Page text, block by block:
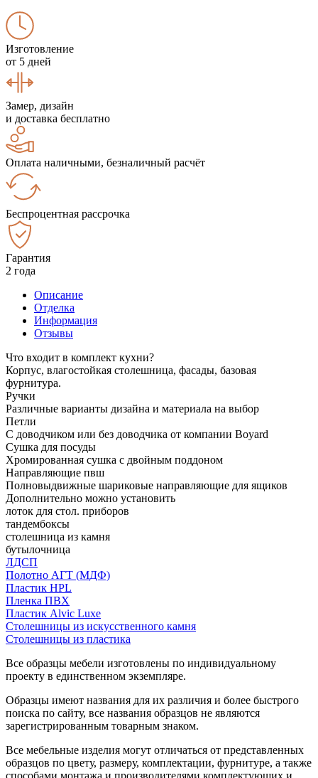
Изготовление
от 5 дней
Замер, дизайн
и доставка бесплатно
Оплата наличными, безналичный расчёт
Беспроцентная рассрочка
Гарантия
2 года
Описание
Отделка
Информация
Отзывы
Что входит в комплект кухни?
Корпус, влагостойкая столешница, фасады, базовая
фурнитура.
Ручки
Различные варианты дизайна и материала на выбор
Петли
С доводчиком или без доводчика от компании Boyard
Сушка для посуды
Хромированная сушка с двойным поддоном
Направляющие пвш
Полновыдвижные шариковые направляющие для ящиков
Дополнительно можно установить
лоток для стол. приборов
тандембоксы
столешница из камня
бутылочница
ЛДСП
Полотно АГТ (МДФ)
Пластик HPL
Пленка ПВХ
Пластик Alvic Luxe
Столешницы из искусственного камня
Столешницы из пластика
Все образцы мебели изготовлены по индивидуальному
проекту в единственном экземпляре.
Образцы имеют названия для их различия и более быстрого
поиска по сайту, все названия образцов не являются
зарегистрированным товарным знаком.
Все мебельные изделия могут отличаться от представленных
образцов по цвету, размеру, комплектации, фурнитуре, а также
способами монтажа и производителями комплектующих и